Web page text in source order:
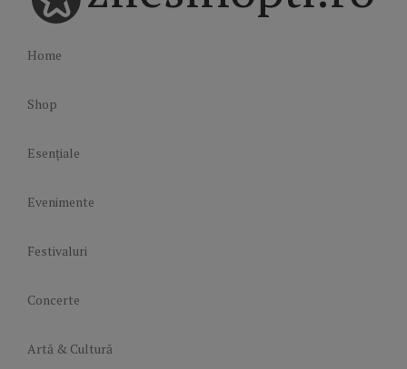
Home
Shop
Esențiale
Evenimente
Festivaluri
Concerte
Artă & Cultură